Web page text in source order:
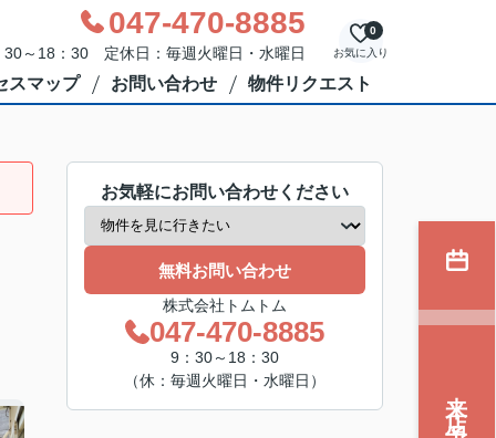
047-470-8885
30～18：30 定休日：毎週火曜日・水曜日 お気に入り
0
スマップ お問い合わせ 物件リクエスト
お気軽にお問い合わせください
無料お問い合わせ
株式会社トムトム
047-470-8885
9：30～18：30
（休：毎週火曜日・水曜日）
来店予約